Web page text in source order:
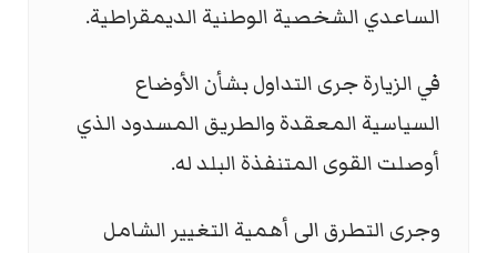
الساعدي الشخصية الوطنية الديمقراطية.
في الزيارة جرى التداول بشأن الأوضاع
السياسية المعقدة والطريق المسدود الذي
أوصلت القوى المتنفذة البلد له.
وجرى التطرق الى أهمية التغيير الشامل